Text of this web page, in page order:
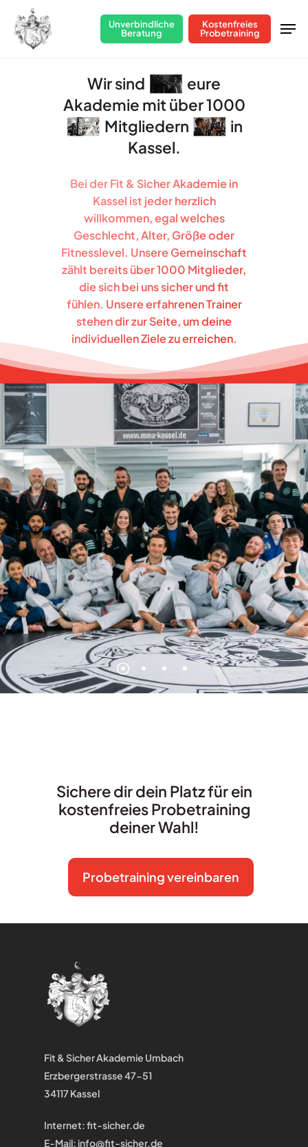
main
Unverbindliche
Beratung
Kostenfreies
Probetraining
Wir sind
eure
Akademie mit über 1000
Mitgliedern
in
Kassel.
Bei der Fit & Sicher Akademie in
Kassel ist jeder herzlich
willkommen, egal welches
Geschlecht, Alter, Größe oder
Fitnesslevel. Unsere Gemeinschaft
zählt bereits über 1000 Mitglieder,
die sich bei uns sicher und fit
fühlen. Unsere erfahrenen Trainer
stehen dir zur Seite, um deine
individuellen Ziele zu erreichen.
Sichere dir dein Platz für ein
kostenfreies Probetraining
deiner Wahl!
Probetraining vereinbaren
Fit & Sicher Akademie Umbach
Erzbergerstrasse 47-51
34117 Kassel
Internet:fit-sicher.de
E-Mail: info@fit-sicher.de